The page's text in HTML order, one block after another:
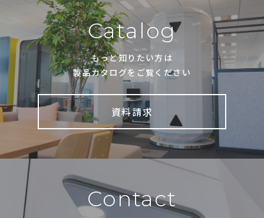
Catalog
もっと知りたい方は
製品カタログをご覧ください
資料請求
Contact